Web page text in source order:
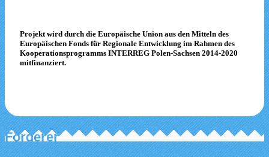
Projekt wird durch die Europäische Union aus den Mitteln des
Europäischen Fonds für Regionale Entwicklung im Rahmen des
Kooperationsprogramms INTERREG Polen-Sachsen 2014-2020
mitfinanziert.
Förderer